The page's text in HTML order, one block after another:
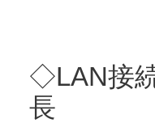
◇LAN接
長